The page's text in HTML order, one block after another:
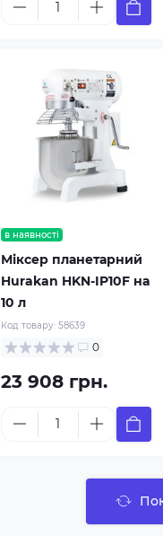
в наявності
Міксер планетарний
Hurakan HKN-IP10F на
10 л
Код товару: 58639
0
23 908 грн.